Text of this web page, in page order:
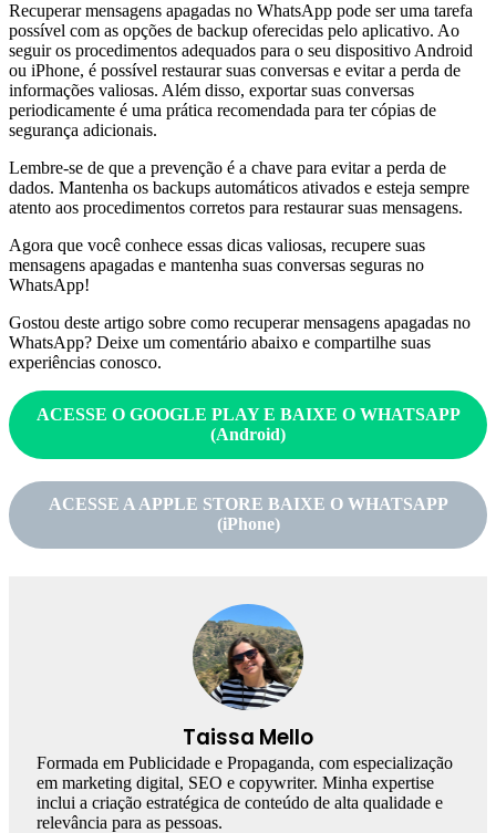
Recuperar mensagens apagadas no WhatsApp pode ser uma tarefa
possível com as opções de backup oferecidas pelo aplicativo. Ao
seguir os procedimentos adequados para o seu dispositivo Android
ou iPhone, é possível restaurar suas conversas e evitar a perda de
informações valiosas. Além disso, exportar suas conversas
periodicamente é uma prática recomendada para ter cópias de
segurança adicionais.
Lembre-se de que a prevenção é a chave para evitar a perda de
dados. Mantenha os backups automáticos ativados e esteja sempre
atento aos procedimentos corretos para restaurar suas mensagens.
Agora que você conhece essas dicas valiosas, recupere suas
mensagens apagadas e mantenha suas conversas seguras no
WhatsApp!
Gostou deste artigo sobre como recuperar mensagens apagadas no
WhatsApp? Deixe um comentário abaixo e compartilhe suas
experiências conosco.
ACESSE O GOOGLE PLAY E BAIXE O WHATSAPP
(Android)
ACESSE A APPLE STORE BAIXE O WHATSAPP
(iPhone)
Taissa Mello
Formada em Publicidade e Propaganda, com especialização
em marketing digital, SEO e copywriter. Minha expertise
inclui a criação estratégica de conteúdo de alta qualidade e
relevância para as pessoas.